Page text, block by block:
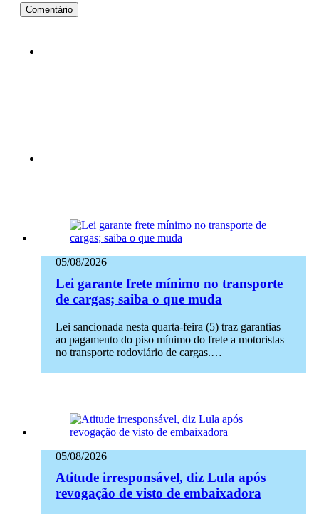
05/08/2026
Lei garante frete mínimo no transporte
de cargas; saiba o que muda
Lei sancionada nesta quarta-feira (5) traz garantias
ao pagamento do piso mínimo do frete a motoristas
no transporte rodoviário de cargas.…
05/08/2026
Atitude irresponsável, diz Lula após
revogação de visto de embaixadora